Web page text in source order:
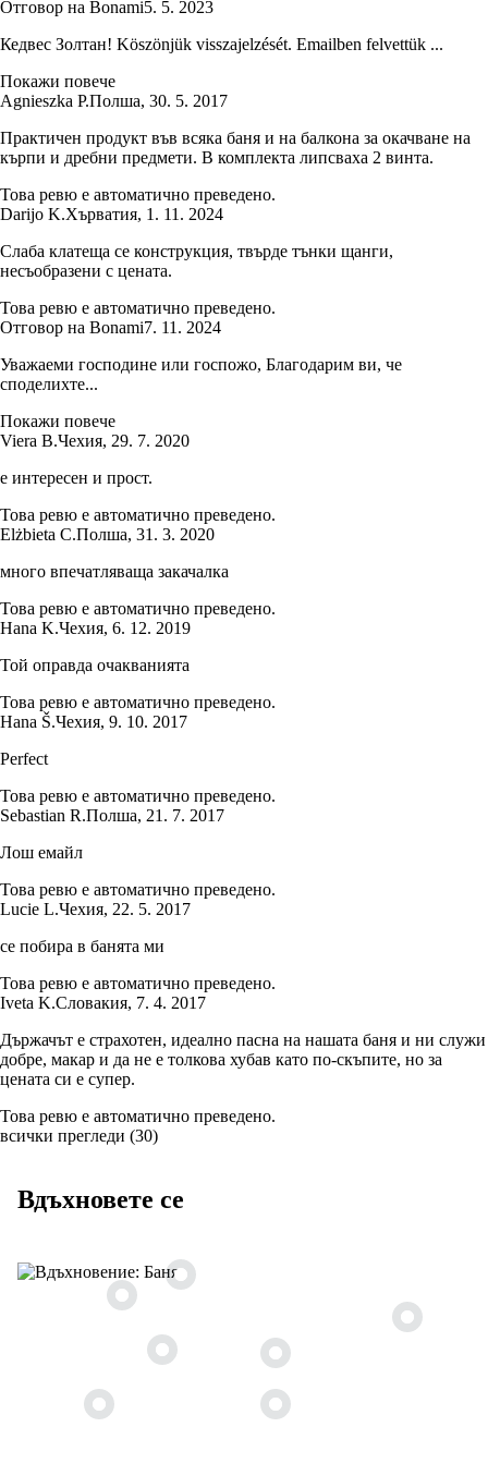
Отговор на Bonami5. 5. 2023
Кедвес Золтан! Köszönjük visszajelzését. Emailben felvettük ...
Покажи повече
Agnieszka P.Полша, 30. 5. 2017
Практичен продукт във всяка баня и на балкона за окачване на
кърпи и дребни предмети. В комплекта липсваха 2 винта.
Това ревю е автоматично преведено.
Darijo K.Хърватия, 1. 11. 2024
Слаба клатеща се конструкция, твърде тънки щанги,
несъобразени с цената.
Това ревю е автоматично преведено.
Отговор на Bonami7. 11. 2024
Уважаеми господине или госпожо, Благодарим ви, че
споделихте...
Покажи повече
Viera B.Чехия, 29. 7. 2020
е интересен и прост.
Това ревю е автоматично преведено.
Elżbieta C.Полша, 31. 3. 2020
много впечатляваща закачалка
Това ревю е автоматично преведено.
Hana K.Чехия, 6. 12. 2019
Той оправда очакванията
Това ревю е автоматично преведено.
Hana Š.Чехия, 9. 10. 2017
Perfect
Това ревю е автоматично преведено.
Sebastian R.Полша, 21. 7. 2017
Лош емайл
Това ревю е автоматично преведено.
Lucie L.Чехия, 22. 5. 2017
се побира в банята ми
Това ревю е автоматично преведено.
Iveta K.Словакия, 7. 4. 2017
Държачът е страхотен, идеално пасна на нашата баня и ни служи
добре, макар и да не е толкова хубав като по-скъпите, но за
цената си е супер.
Това ревю е автоматично преведено.
всички прегледи (30)
Вдъхновете се